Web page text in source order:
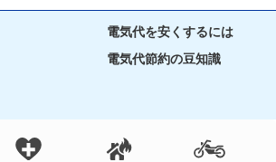
電気代を安くするには
電気代節約の豆知識